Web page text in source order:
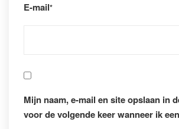
E-mail*
Mijn naam, e-mail en site opslaan in
voor de volgende keer wanneer ik